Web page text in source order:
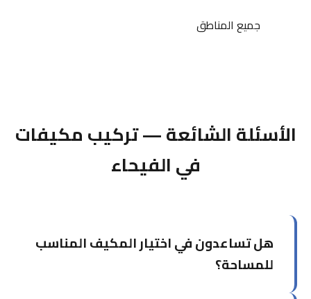
جميع المناطق
الأسئلة الشائعة — تركيب مكيفات
في الفيحاء
هل تساعدون في اختيار المكيف المناسب
للمساحة؟